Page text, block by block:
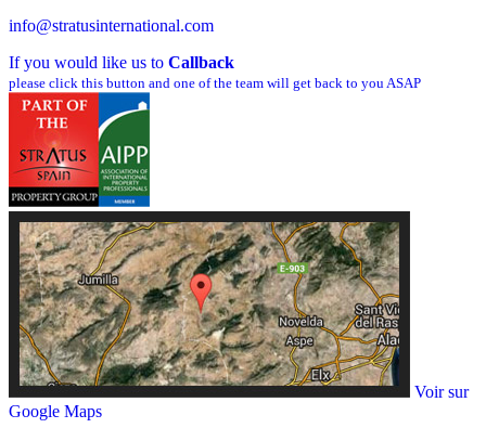
info@stratusinternational.com
If you would like us to Callback
please click this button and one of the team will get back to you ASAP
Voir sur
Google Maps